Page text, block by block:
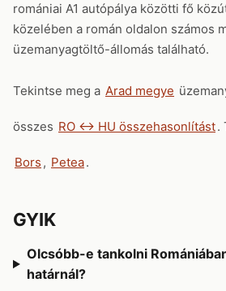
romániai A1 autópálya közötti fő
közelében a román oldalon számos
üzemanyagtöltő-állomás található.
Tekintse meg a Arad megye
összes RO ↔ HU összehasonlítást.
Bors , Petea.
GYIK
Olcsóbb-e tankolni
határnál?